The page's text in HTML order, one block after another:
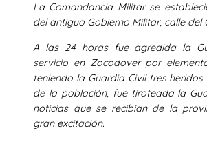
La Comandancia Militar se
del antiguo Gobierno Militar, calle del
A las 24 horas fue agredida la
servicio en Zocodover por
teniendo la Guardia Civil tres
de la población, fue tiroteada la
noticias que se recibían de la
gran excitación.